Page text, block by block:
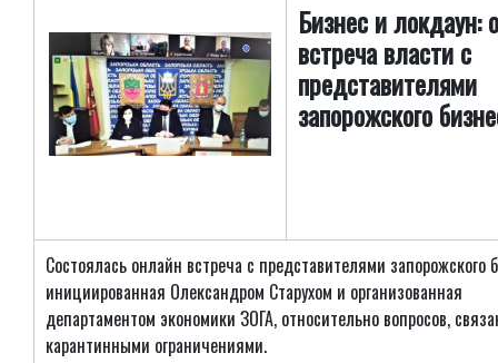
Бизнес и локдаун:
встреча власти с
представителями
запорожского
Состоялась онлайн встреча с представителями запорожского
инициированная Олександром Старухом и организованная
департаментом экономики ЗОГА, относительно вопросов,
карантинными ограничениями.